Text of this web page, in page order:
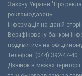
Закону України "Про
рекламодавець.
Інформація на даній
Верифіковану банком
подивитися на
Телефон: (044) 392-47-40
Дзвінок в межах